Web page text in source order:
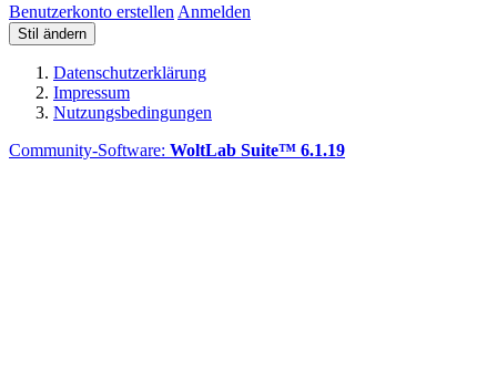
Benutzerkonto erstellen Anmelden
Stil ändern
Datenschutzerklärung
Impressum
Nutzungsbedingungen
Community-Software: WoltLab Suite™ 6.1.19